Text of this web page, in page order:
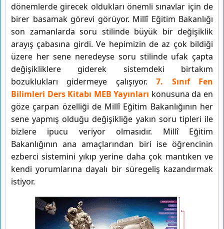
dönemlerde girecek oldukları önemli sınavlar için de
birer basamak görevi görüyor. Millî Eğitim Bakanlığı
son zamanlarda soru stilinde büyük bir değişiklik
arayış çabasına girdi. Ve hepimizin de az çok bildiği
üzere her sene neredeyse soru stilinde ufak çapta
değişikliklere giderek sistemdeki birtakım
bozuklukları gidermeye çalışıyor.7. Sınıf Fen
Bilimleri Ders Kitabı MEB Yayınları konusuna da en
göze çarpan özelliği de Millî Eğitim Bakanlığının her
sene yapmış olduğu değişikliğe yakın soru tipleri ile
bizlere ipucu veriyor olmasıdır. Millî Eğitim
Bakanlığının ana amaçlarından biri ise öğrencinin
ezberci sistemini yıkıp yerine daha çok mantıken ve
kendi yorumlarına dayalı bir süregeliş kazandırmak
istiyor.